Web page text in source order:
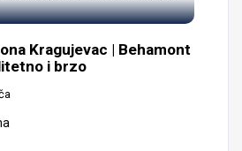
Kragujevac | Behamont
i brzo